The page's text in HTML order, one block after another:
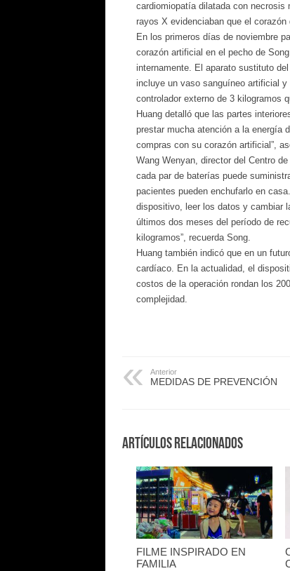
cardiomiopatía dilatada con
rayos X evidenciaban que el
En los primeros días de noviembre
corazón artificial en el pecho de
internamente. El aparato sustituto
incluye un vaso sanguíneo artificial
controlador externo de 3 kilogramos
Huang detalló que las partes
prestar mucha atención a la energía
compras con su corazón artificial”,
Wang Wenyan, director del Centro
cada par de baterías puede
pacientes pueden enchufarlo en
dispositivo, leer los datos y cambiar
últimos dos meses del período de
kilogramos”, recuerda Song.
Huang también indicó que en un
cardíaco. En la actualidad, el
costos de la operación rondan los
complejidad.
Anterior
MEDIDAS DE PREVENCIÓN
Artículos Relacionados
FILME INSPIRADO EN
FAMILIA